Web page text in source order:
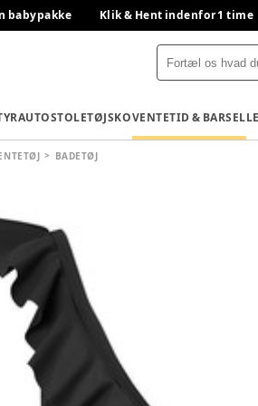
babypakke Klik & Hent indenfor 1 time
AUTOSTOLETØJSKOVENTETID & BARSEL
BADETØJ